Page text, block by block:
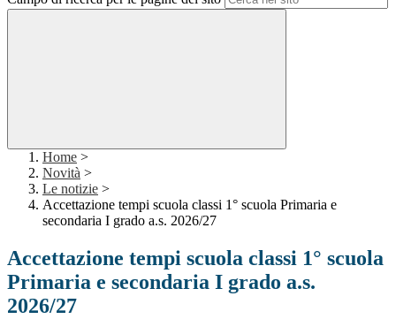
Home >
Novità >
Le notizie >
Accettazione tempi scuola classi 1° scuola Primaria e
secondaria I grado a.s. 2026/27
Accettazione tempi scuola classi 1° scuola
Primaria e secondaria I grado a.s.
2026/27